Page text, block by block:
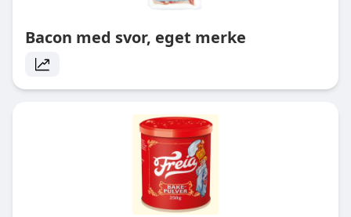
Bacon med svor, eget merke